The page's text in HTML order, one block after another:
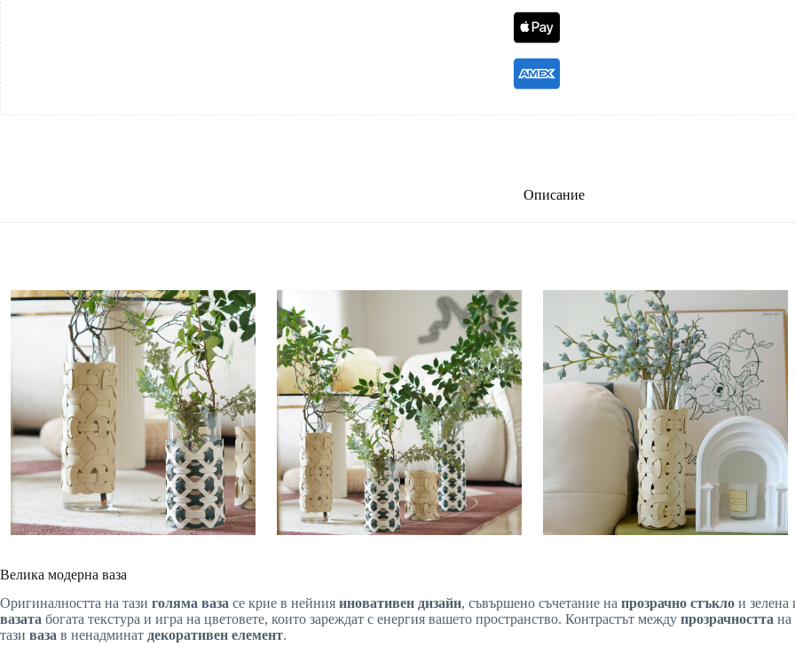
Описание
Велика модерна ваза
Оригиналността на тази голяма ваза се крие в нейния иновативен дизайн, съвършено съчетание на прозрачно стъкло и зелена
вазата богата текстура и игра на цветовете, които зареждат с енергия вашето пространство. Контрастът между прозрачността на
тази ваза в ненадминат декоративен елемент.